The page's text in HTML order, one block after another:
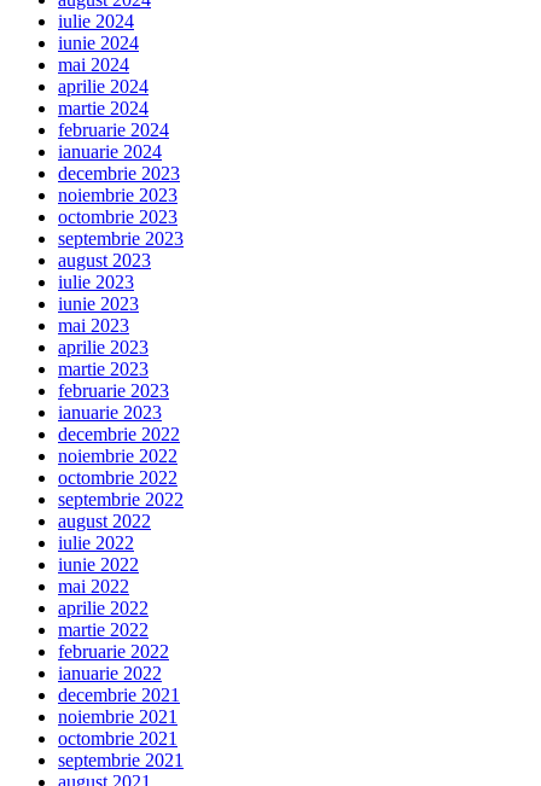
iulie 2024
iunie 2024
mai 2024
aprilie 2024
martie 2024
februarie 2024
ianuarie 2024
decembrie 2023
noiembrie 2023
octombrie 2023
septembrie 2023
august 2023
iulie 2023
iunie 2023
mai 2023
aprilie 2023
martie 2023
februarie 2023
ianuarie 2023
decembrie 2022
noiembrie 2022
octombrie 2022
septembrie 2022
august 2022
iulie 2022
iunie 2022
mai 2022
aprilie 2022
martie 2022
februarie 2022
ianuarie 2022
decembrie 2021
noiembrie 2021
octombrie 2021
septembrie 2021
august 2021